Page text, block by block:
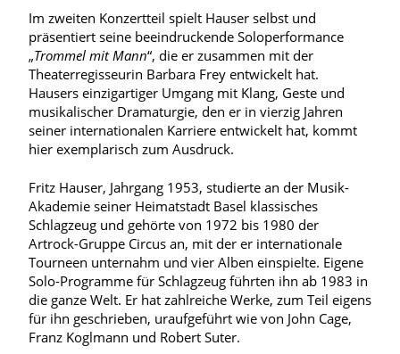
Im zweiten Konzertteil spielt Hauser selbst und
präsentiert seine beeindruckende Soloperformance
„Trommel mit Mann“, die er zusammen mit der
Theaterregisseurin Barbara Frey entwickelt hat.
Hausers einzigartiger Umgang mit Klang, Geste und
musikalischer Dramaturgie, den er in vierzig Jahren
seiner internationalen Karriere entwickelt hat, kommt
hier exemplarisch zum Ausdruck.
Fritz Hauser, Jahrgang 1953, studierte an der Musik-
Akademie seiner Heimatstadt Basel klassisches
Schlagzeug und gehörte von 1972 bis 1980 der
Artrock-Gruppe Circus an, mit der er internationale
Tourneen unternahm und vier Alben einspielte. Eigene
Solo-Programme für Schlagzeug führten ihn ab 1983 in
die ganze Welt. Er hat zahlreiche Werke, zum Teil eigens
für ihn geschrieben, uraufgeführt wie von John Cage,
Franz Koglmann und Robert Suter.